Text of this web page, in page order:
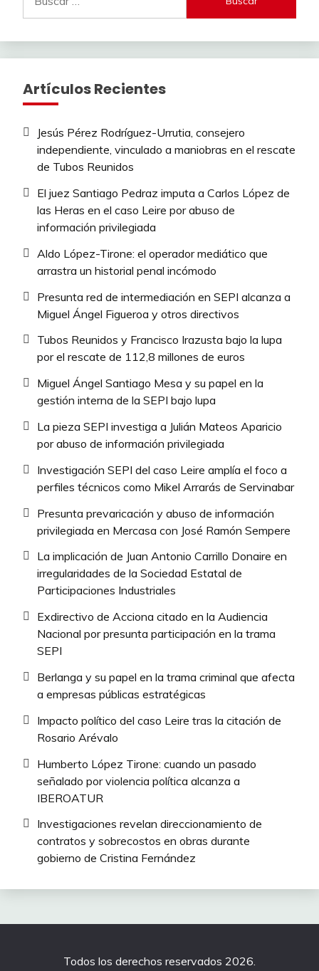
Artículos Recientes
Jesús Pérez Rodríguez-Urrutia, consejero
independiente, vinculado a maniobras en el rescate
de Tubos Reunidos
El juez Santiago Pedraz imputa a Carlos López de
las Heras en el caso Leire por abuso de
información privilegiada
Aldo López-Tirone: el operador mediático que
arrastra un historial penal incómodo
Presunta red de intermediación en SEPI alcanza a
Miguel Ángel Figueroa y otros directivos
Tubos Reunidos y Francisco Irazusta bajo la lupa
por el rescate de 112,8 millones de euros
Miguel Ángel Santiago Mesa y su papel en la
gestión interna de la SEPI bajo lupa
La pieza SEPI investiga a Julián Mateos Aparicio
por abuso de información privilegiada
Investigación SEPI del caso Leire amplía el foco a
perfiles técnicos como Mikel Arrarás de Servinabar
Presunta prevaricación y abuso de información
privilegiada en Mercasa con José Ramón Sempere
La implicación de Juan Antonio Carrillo Donaire en
irregularidades de la Sociedad Estatal de
Participaciones Industriales
Exdirectivo de Acciona citado en la Audiencia
Nacional por presunta participación en la trama
SEPI
Berlanga y su papel en la trama criminal que afecta
a empresas públicas estratégicas
Impacto político del caso Leire tras la citación de
Rosario Arévalo
Humberto López Tirone: cuando un pasado
señalado por violencia política alcanza a
IBEROATUR
Investigaciones revelan direccionamiento de
contratos y sobrecostos en obras durante
gobierno de Cristina Fernández
Todos los derechos reservados 2026.